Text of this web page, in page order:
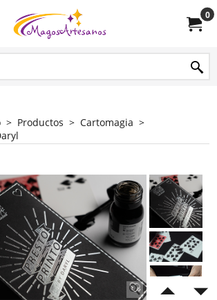
0
> Productos > Cartomagia >